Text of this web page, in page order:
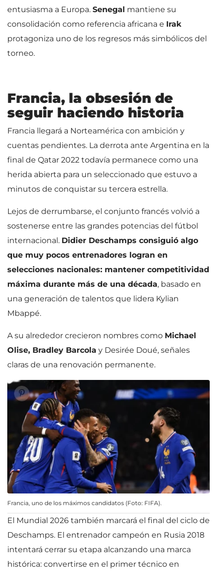
entusiasma a Europa. Senegal mantiene su
consolidación como referencia africana e Irak
protagoniza uno de los regresos más simbólicos del
torneo.
Francia, la obsesión de
seguir haciendo historia
Francia llegará a Norteamérica con ambición y
cuentas pendientes. La derrota ante Argentina en la
final de Qatar 2022 todavía permanece como una
herida abierta para un seleccionado que estuvo a
minutos de conquistar su tercera estrella.
Lejos de derrumbarse, el conjunto francés volvió a
sostenerse entre las grandes potencias del fútbol
internacional. Didier Deschamps consiguió algo
que muy pocos entrenadores logran en
selecciones nacionales: mantener competitividad
máxima durante más de una década, basado en
una generación de talentos que lidera Kylian
Mbappé.
A su alrededor crecieron nombres como Michael
Olise, Bradley Barcola y Desirée Doué, señales
claras de una renovación permanente.
Francia, uno de los máximos candidatos (Foto: FIFA).
El Mundial 2026 también marcará el final del ciclo de
Deschamps. El entrenador campeón en Rusia 2018
intentará cerrar su etapa alcanzando una marca
histórica: convertirse en el primer técnico en